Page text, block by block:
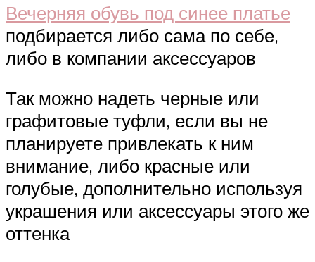
Вечерняя обувь под синее платье
подбирается либо сама по себе,
либо в компании аксессуаров
Так можно надеть черные или
графитовые туфли, если вы не
планируете привлекать к ним
внимание, либо красные или
голубые, дополнительно используя
украшения или аксессуары этого же
оттенка